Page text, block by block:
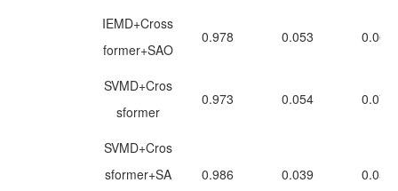
IEMD+Cross
former+SAO
0.978 0.053 0.064
SVMD+Cros
sformer
0.973 0.054 0.071
SVMD+Cros
sformer+SA
0.986 0.039 0.052